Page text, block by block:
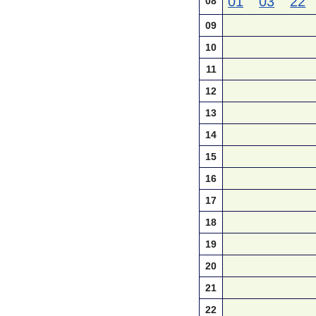
09
10
11
12
13
14
15
16
17
18
19
20
21
22